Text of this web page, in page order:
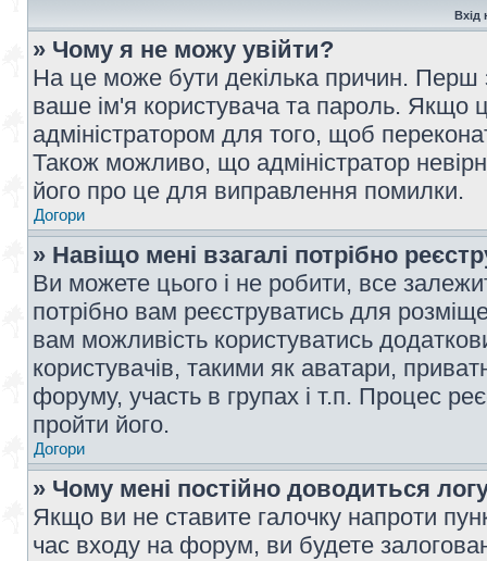
Вхід
» Чому я не можу увійти?
На це може бути декілька причин. Перш
ваше ім'я користувача та пароль. Якщо
адміністратором для того, щоб
Також можливо, що адміністратор
його про це для виправлення помилки.
Догори
» Навіщо мені взагалі потрібно
Ви можете цього і не робити, все
потрібно вам реєструватись для
вам можливість користуватись
користувачів, такими як аватари,
форуму, участь в групах і т.п. Процес
пройти його.
Догори
» Чому мені постійно доводиться
Якщо ви не ставите галочку напроти
час входу на форум, ви будете